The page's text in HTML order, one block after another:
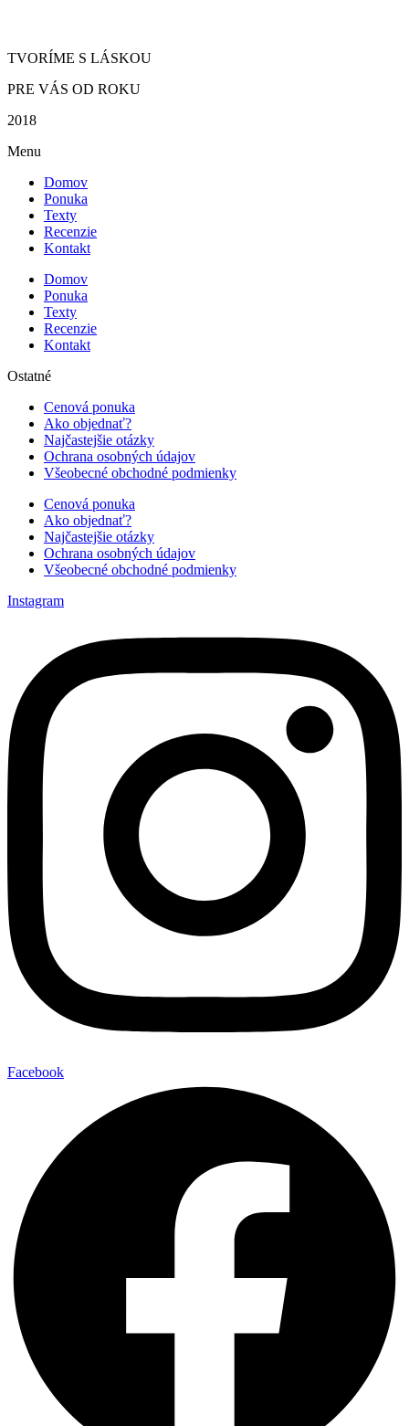
TVORÍME S LÁSKOU
PRE VÁS OD ROKU
2018
Menu
Domov
Ponuka
Texty
Recenzie
Kontakt
Domov
Ponuka
Texty
Recenzie
Kontakt
Ostatné
Cenová ponuka
Ako objednať?
Najčastejšie otázky
Ochrana osobných údajov
Všeobecné obchodné podmienky
Cenová ponuka
Ako objednať?
Najčastejšie otázky
Ochrana osobných údajov
Všeobecné obchodné podmienky
Instagram
Facebook